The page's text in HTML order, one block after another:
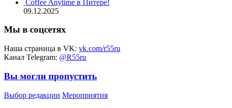
Coffee Anytime в Питере!
09.12.2025
Мы в соцсетях
Наша страница в VK: vk.com/r55ru
Канал Telegram: @R55ru
Вы могли пропустить
Выбор редакции Мероприятия